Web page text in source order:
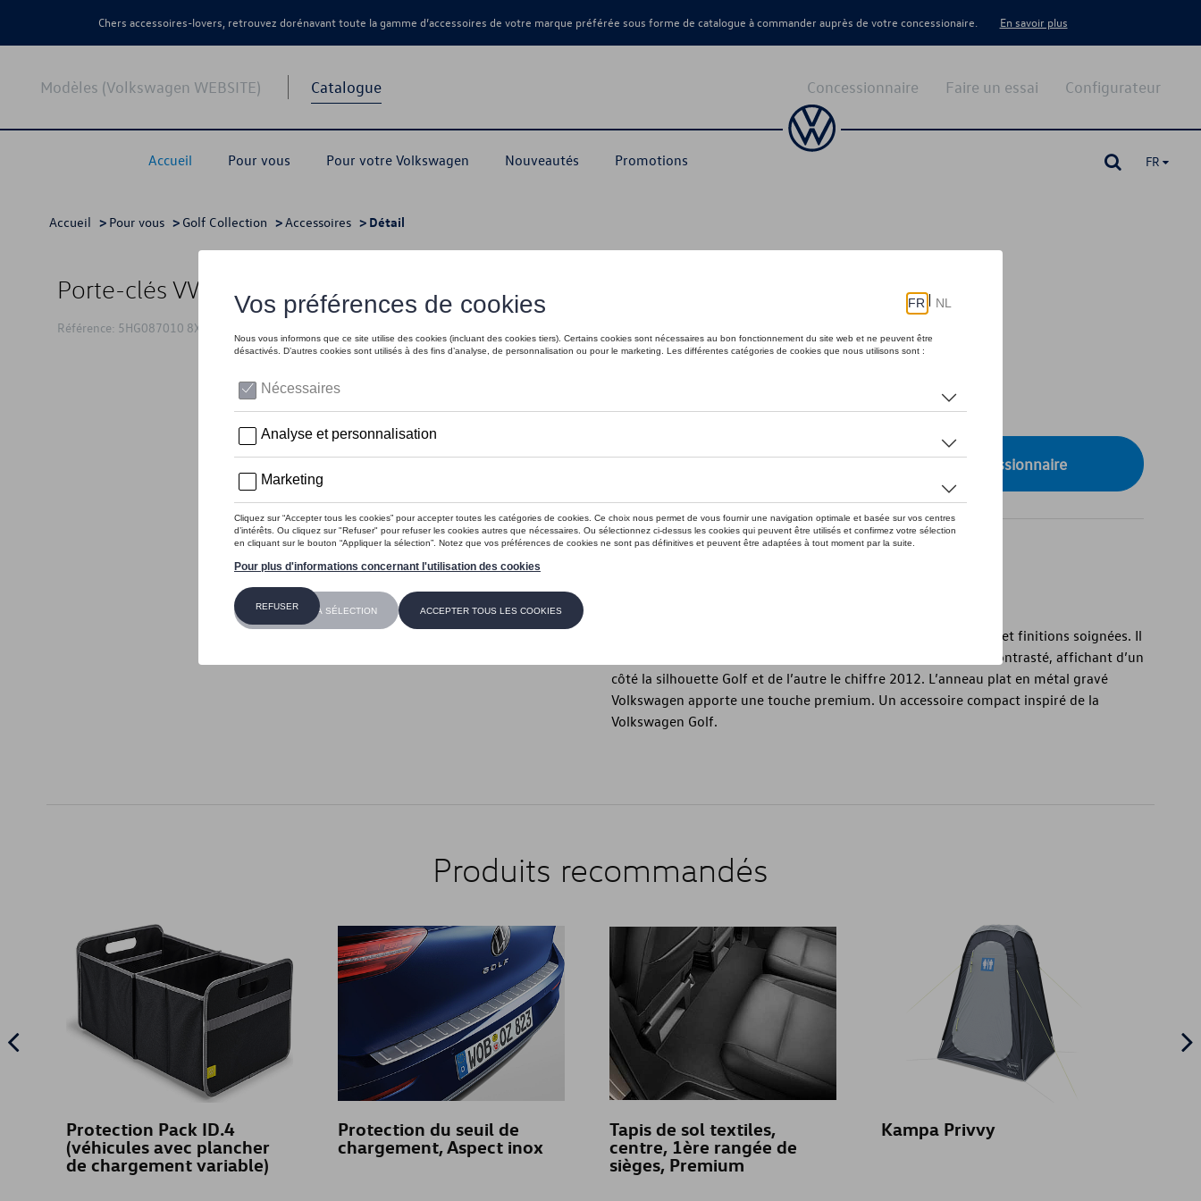
Chers accessoires-lovers, retrouvez dorénavant toute la gamme d’accessoires de votre marque préférée sous forme de catalogue à commander auprès de votre concessionaire. En savoir plus
Modèles (Volkswagen WEBSITE) Catalogue
Accueil Pour vous Pour votre Volkswagen Nouveautés Promotions
Configurateur
Faire un essai
Concessionnaire
FR
Accueil > Pour vous > Golf Collection >Accessoires > Détail
Porte-clés VW Golf 2012
Référence: 5HG087010 8XP
Ce produit n'est actuellement pas de stock
Vérifiez la disponibilité auprès de votre concessionnaire
Introduction
Ce porte-clés rouge de la collection Golf associe design sportif et finitions soignées. Il
se compose d’un cordon coloré et d’un élément en plastique contrasté, affichant d’un
côté la silhouette Golf et de l’autre le chiffre 2012. L’anneau plat en métal gravé
Volkswagen apporte une touche premium. Un accessoire compact inspiré de la
Volkswagen Golf.
Produits recommandés
Protection Pack ID.4
(véhicules avec plancher
de chargement variable)
Protection du seuil de
chargement, Aspect inox
Tapis de sol textiles,
centre, 1ère rangée de
sièges, Premium
Kampa Privvy